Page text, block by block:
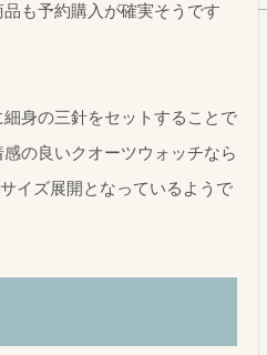
も予約購入が確実そうです
身の三針をセットすることで
の良いクオーツウォッチなら
イズ展開となっているようで